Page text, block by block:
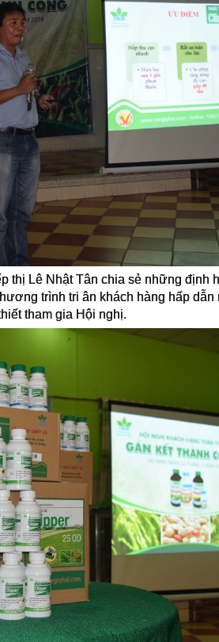
thị Lê Nhật Tân chia sẻ những định
trình tri ân khách hàng hấp dẫn
tham gia Hội nghị.